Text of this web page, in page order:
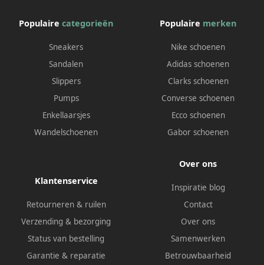
Populaire categorieën
Sneakers
Sandalen
Slippers
Pumps
Enkellaarsjes
Wandelschoenen
Populaire merken
Nike schoenen
Adidas schoenen
Clarks schoenen
Converse schoenen
Ecco schoenen
Gabor schoenen
Klantenservice
Retourneren & ruilen
Verzending & bezorging
Status van bestelling
Garantie & reparatie
Over ons
Inspiratie blog
Contact
Over ons
Samenwerken
Betrouwbaarheid